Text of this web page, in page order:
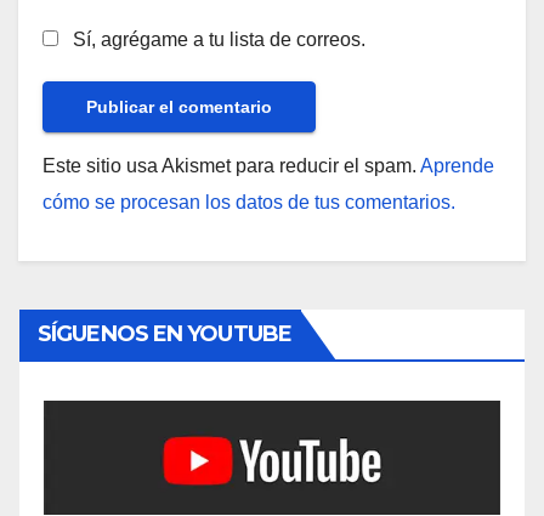
Sí, agrégame a tu lista de correos.
Este sitio usa Akismet para reducir el spam. Aprende
cómo se procesan los datos de tus comentarios.
SÍGUENOS EN YOUTUBE